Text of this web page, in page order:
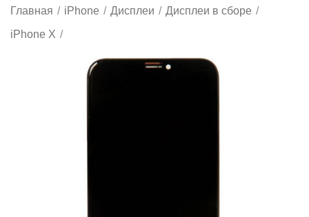
Главная / iPhone / Дисплеи / Дисплеи в сборе /
iPhone X /